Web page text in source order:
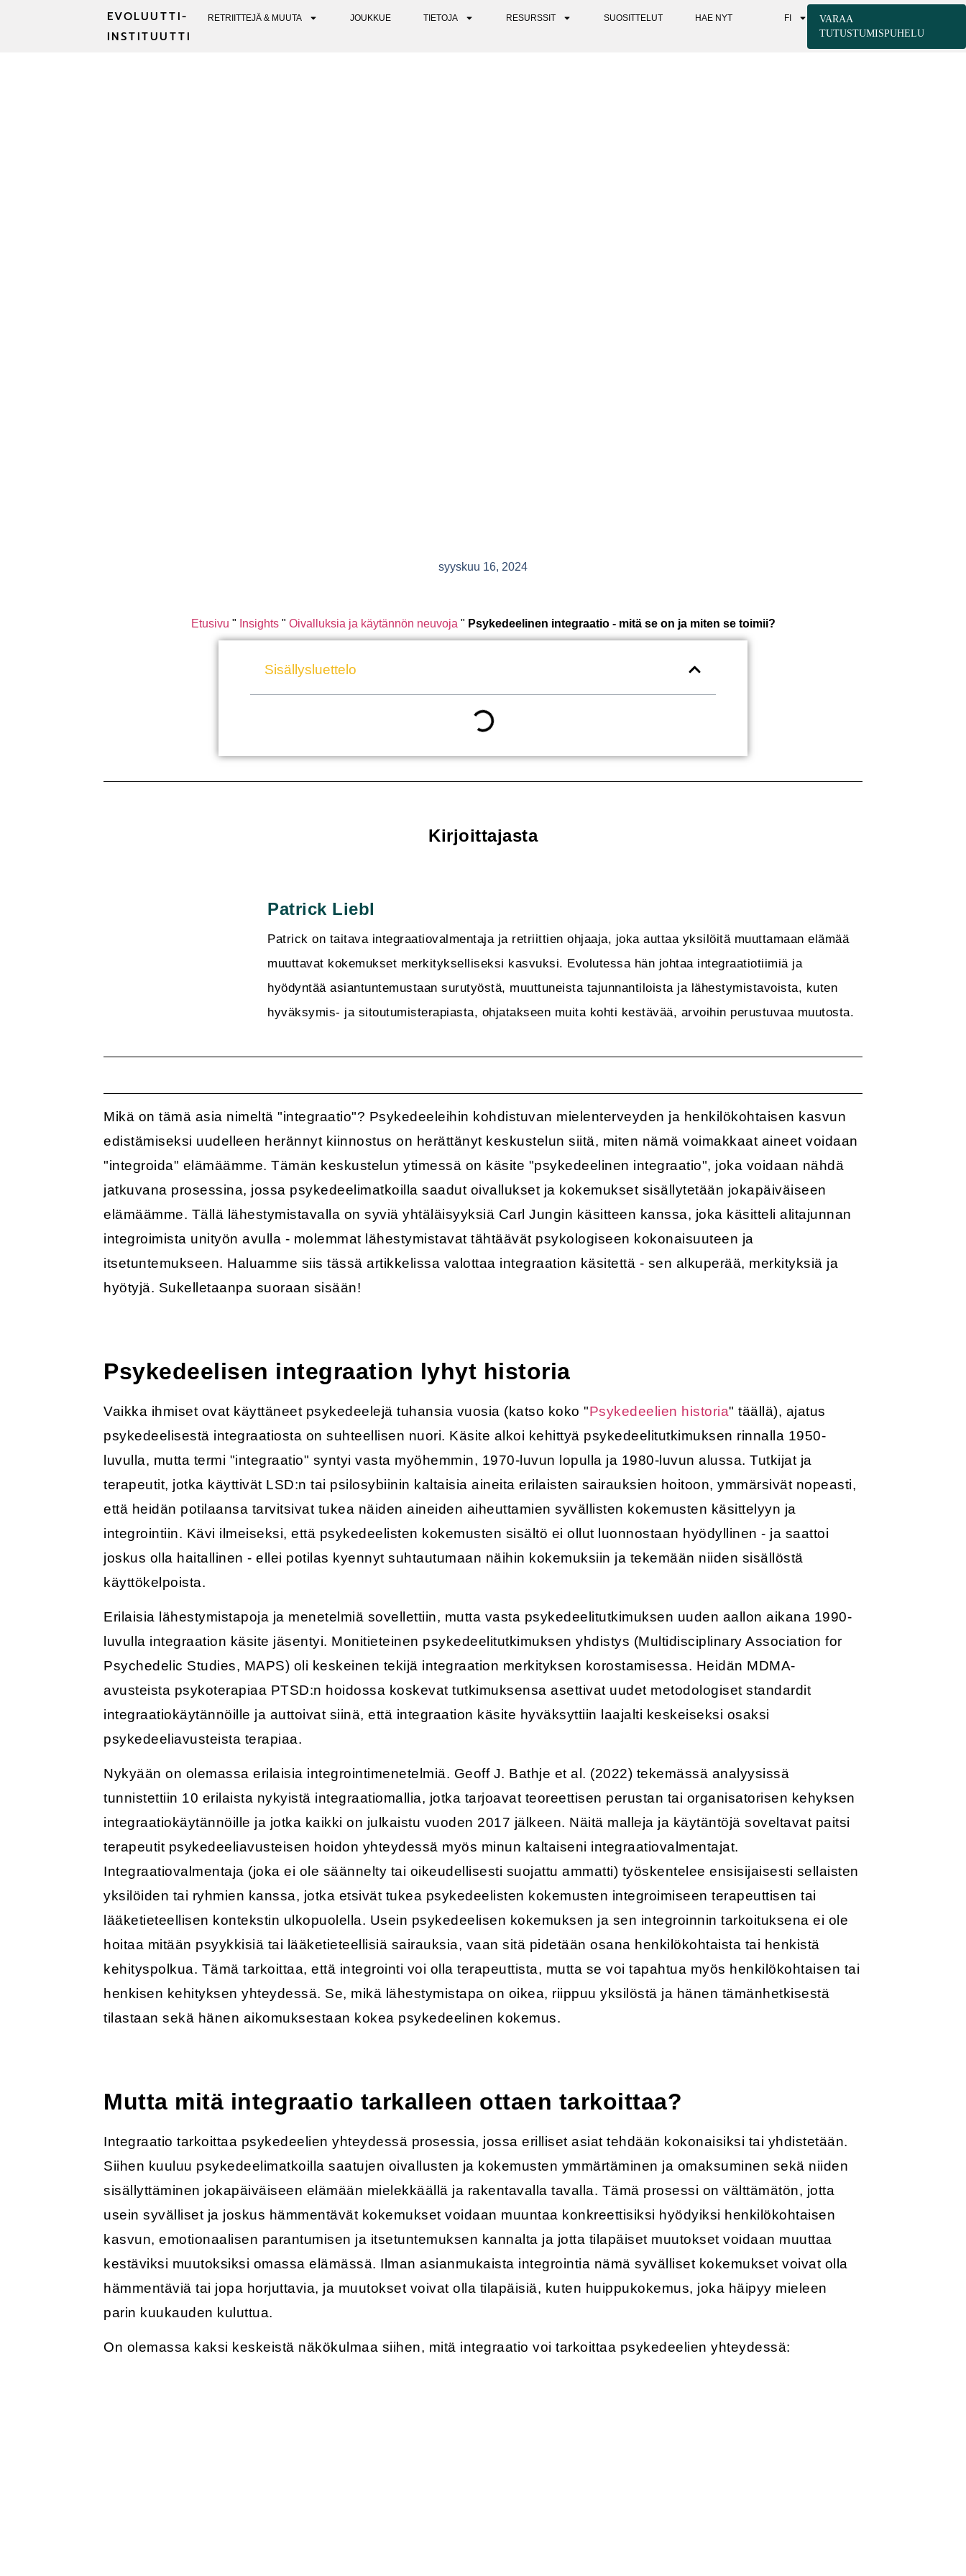
RETRIITTEJÄ & MUUTA JOUKKUE TIETOJA RESURSSIT SUOSITTELUT HAE NYT FI
VARAA
TUTUSTUMISPUHELU
EVOLUUTTI-
INSTITUUTTI
syyskuu 16, 2024
Etusivu " Insights" Oivalluksia ja käytännön neuvoja " Psykedeelinen integraatio - mitä se on ja miten se toimii?
Sisällysluettelo
Kirjoittajasta
Patrick Liebl
Patrick on taitava integraatiovalmentaja ja retriittien ohjaaja, joka auttaa yksilöitä muuttamaan elämää
muuttavat kokemukset merkitykselliseksi kasvuksi. Evolutessa hän johtaa integraatiotiimiä ja
hyödyntää asiantuntemustaan surutyöstä, muuttuneista tajunnantiloista ja lähestymistavoista, kuten
hyväksymis- ja sitoutumisterapiasta, ohjatakseen muita kohti kestävää, arvoihin perustuvaa muutosta.
Mikä on tämä asia nimeltä "integraatio"? Psykedeeleihin kohdistuvan mielenterveyden ja henkilökohtaisen kasvun
edistämiseksi uudelleen herännyt kiinnostus on herättänyt keskustelun siitä, miten nämä voimakkaat aineet voidaan
"integroida" elämäämme. Tämän keskustelun ytimessä on käsite "psykedeelinen integraatio", joka voidaan nähdä
jatkuvana prosessina, jossa psykedeelimatkoilla saadut oivallukset ja kokemukset sisällytetään jokapäiväiseen
elämäämme. Tällä lähestymistavalla on syviä yhtäläisyyksiä Carl Jungin käsitteen kanssa, joka käsitteli alitajunnan
integroimista unityön avulla - molemmat lähestymistavat tähtäävät psykologiseen kokonaisuuteen ja
itsetuntemukseen. Haluamme siis tässä artikkelissa valottaa integraation käsitettä - sen alkuperää, merkityksiä ja
hyötyjä. Sukelletaanpa suoraan sisään!
Psykedeelisen integraation lyhyt historia
Vaikka ihmiset ovat käyttäneet psykedeelejä tuhansia vuosia (katso koko "Psykedeelien historia" täällä), ajatus
psykedeelisestä integraatiosta on suhteellisen nuori. Käsite alkoi kehittyä psykedeelitutkimuksen rinnalla 1950-
luvulla, mutta termi "integraatio" syntyi vasta myöhemmin, 1970-luvun lopulla ja 1980-luvun alussa. Tutkijat ja
terapeutit, jotka käyttivät LSD:n tai psilosybiinin kaltaisia aineita erilaisten sairauksien hoitoon, ymmärsivät nopeasti,
että heidän potilaansa tarvitsivat tukea näiden aineiden aiheuttamien syvällisten kokemusten käsittelyyn ja
integrointiin. Kävi ilmeiseksi, että psykedeelisten kokemusten sisältö ei ollut luonnostaan hyödyllinen - ja saattoi
joskus olla haitallinen - ellei potilas kyennyt suhtautumaan näihin kokemuksiin ja tekemään niiden sisällöstä
käyttökelpoista.
Erilaisia lähestymistapoja ja menetelmiä sovellettiin, mutta vasta psykedeelitutkimuksen uuden aallon aikana 1990-
luvulla integraation käsite jäsentyi. Monitieteinen psykedeelitutkimuksen yhdistys (Multidisciplinary Association for
Psychedelic Studies, MAPS) oli keskeinen tekijä integraation merkityksen korostamisessa. Heidän MDMA-
avusteista psykoterapiaa PTSD:n hoidossa koskevat tutkimuksensa asettivat uudet metodologiset standardit
integraatiokäytännöille ja auttoivat siinä, että integraation käsite hyväksyttiin laajalti keskeiseksi osaksi
psykedeeliavusteista terapiaa.
Nykyään on olemassa erilaisia integrointimenetelmiä. Geoff J. Bathje et al. (2022) tekemässä analyysissä
tunnistettiin 10 erilaista nykyistä integraatiomallia, jotka tarjoavat teoreettisen perustan tai organisatorisen kehyksen
integraatiokäytännöille ja jotka kaikki on julkaistu vuoden 2017 jälkeen. Näitä malleja ja käytäntöjä soveltavat paitsi
terapeutit psykedeeliavusteisen hoidon yhteydessä myös minun kaltaiseni integraatiovalmentajat.
Integraatiovalmentaja (joka ei ole säännelty tai oikeudellisesti suojattu ammatti) työskentelee ensisijaisesti sellaisten
yksilöiden tai ryhmien kanssa, jotka etsivät tukea psykedeelisten kokemusten integroimiseen terapeuttisen tai
lääketieteellisen kontekstin ulkopuolella. Usein psykedeelisen kokemuksen ja sen integroinnin tarkoituksena ei ole
hoitaa mitään psyykkisiä tai lääketieteellisiä sairauksia, vaan sitä pidetään osana henkilökohtaista tai henkistä
kehityspolkua. Tämä tarkoittaa, että integrointi voi olla terapeuttista, mutta se voi tapahtua myös henkilökohtaisen tai
henkisen kehityksen yhteydessä. Se, mikä lähestymistapa on oikea, riippuu yksilöstä ja hänen tämänhetkisestä
tilastaan sekä hänen aikomuksestaan kokea psykedeelinen kokemus.
Mutta mitä integraatio tarkalleen ottaen tarkoittaa?
Integraatio tarkoittaa psykedeelien yhteydessä prosessia, jossa erilliset asiat tehdään kokonaisiksi tai yhdistetään.
Siihen kuuluu psykedeelimatkoilla saatujen oivallusten ja kokemusten ymmärtäminen ja omaksuminen sekä niiden
sisällyttäminen jokapäiväiseen elämään mielekkäällä ja rakentavalla tavalla. Tämä prosessi on välttämätön, jotta
usein syvälliset ja joskus hämmentävät kokemukset voidaan muuntaa konkreettisiksi hyödyiksi henkilökohtaisen
kasvun, emotionaalisen parantumisen ja itsetuntemuksen kannalta ja jotta tilapäiset muutokset voidaan muuttaa
kestäviksi muutoksiksi omassa elämässä. Ilman asianmukaista integrointia nämä syvälliset kokemukset voivat olla
hämmentäviä tai jopa horjuttavia, ja muutokset voivat olla tilapäisiä, kuten huippukokemus, joka häipyy mieleen
parin kuukauden kuluttua.
On olemassa kaksi keskeistä näkökulmaa siihen, mitä integraatio voi tarkoittaa psykedeelien yhteydessä: